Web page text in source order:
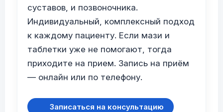
суставов, и позвоночника.
Индивидуальный, комплексный подход
к каждому пациенту. Если мази и
таблетки уже не помогают, тогда
приходите на прием. Запись на приём
— онлайн или по телефону.
Записаться на консультацию